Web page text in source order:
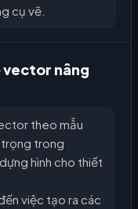
cụ vẽ.
vector nâng
theo mẫu
trọng trong
hình cho thiết
việc tạo ra các